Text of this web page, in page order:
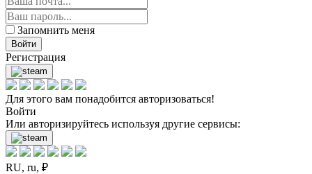
Запомнить меня
Войти
Регистрация
Для этого вам понадобится авторизоваться!
Войти
Или авторизируйтесь используя другие сервисы:
RU, ru, ₽